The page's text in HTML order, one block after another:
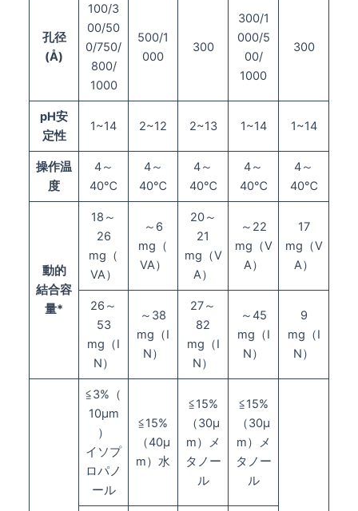
孔径
(Å)
100/3
00/50
0/750/
800/
1000
500/1
000
300
300/1
000/5
00/
1000
300
pH安
定性
1~14 2~12 2~13 1~14 1~14
操作温
度
4～
40℃
4～
40℃
4～
40℃
4～
40℃
4～
40℃
動的
結合容
量*
18～
26
mg（
VA）
～6
mg（
VA）
20～
21
mg（V
A）
～22
mg（V
A）
17
mg（V
A）
26～
53
mg（I
N）
～38
mg（I
N）
27～
82
mg（I
N）
～45
mg（I
N）
9
mg（I
N）
≦3%（
10μm
）
イソプ
ロパノ
ール
≦15%
（40μ
m）水
≦15%
（30μ
m）メ
タノー
ル
≦15%
（30μ
m）メ
タノー
ル